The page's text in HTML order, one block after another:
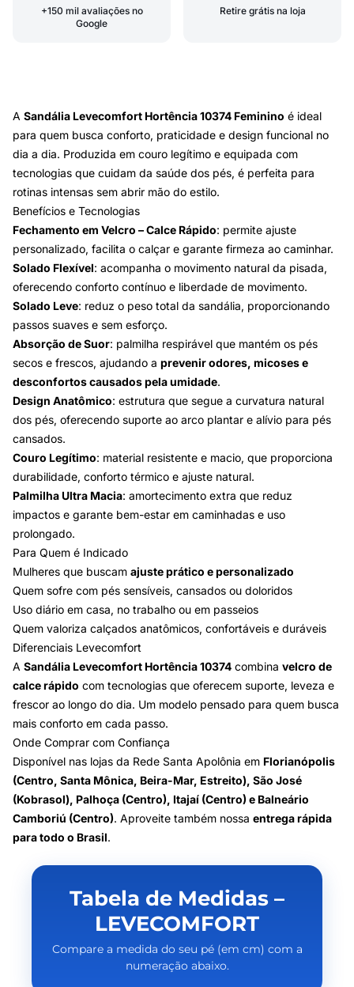
+150 mil avaliações no
Google
Retire grátis na loja
A Sandália Levecomfort Hortência 10374 Feminino é ideal
para quem busca conforto, praticidade e design funcional no
dia a dia. Produzida em couro legítimo e equipada com
tecnologias que cuidam da saúde dos pés, é perfeita para
rotinas intensas sem abrir mão do estilo.
Benefícios e Tecnologias
Fechamento em Velcro – Calce Rápido: permite ajuste
personalizado, facilita o calçar e garante firmeza ao caminhar.
Solado Flexível: acompanha o movimento natural da pisada,
oferecendo conforto contínuo e liberdade de movimento.
Solado Leve: reduz o peso total da sandália, proporcionando
passos suaves e sem esforço.
Absorção de Suor: palmilha respirável que mantém os pés
secos e frescos, ajudando a prevenir odores, micoses e
desconfortos causados pela umidade.
Design Anatômico: estrutura que segue a curvatura natural
dos pés, oferecendo suporte ao arco plantar e alívio para pés
cansados.
Couro Legítimo: material resistente e macio, que proporciona
durabilidade, conforto térmico e ajuste natural.
Palmilha Ultra Macia: amortecimento extra que reduz
impactos e garante bem-estar em caminhadas e uso
prolongado.
Para Quem é Indicado
Mulheres que buscam ajuste prático e personalizado
Quem sofre com pés sensíveis, cansados ou doloridos
Uso diário em casa, no trabalho ou em passeios
Quem valoriza calçados anatômicos, confortáveis e duráveis
Diferenciais Levecomfort
A Sandália Levecomfort Hortência 10374 combina velcro de
calce rápido com tecnologias que oferecem suporte, leveza e
frescor ao longo do dia. Um modelo pensado para quem busca
mais conforto em cada passo.
Onde Comprar com Confiança
Disponível nas lojas da Rede Santa Apolônia em Florianópolis
(Centro, Santa Mônica, Beira-Mar, Estreito), São José
(Kobrasol), Palhoça (Centro), Itajaí (Centro) e Balneário
Camboriú (Centro). Aproveite também nossa entrega rápida
para todo o Brasil.
Tabela de Medidas –
LEVECOMFORT
Compare a medida do seu pé (em cm) com a
numeração abaixo.